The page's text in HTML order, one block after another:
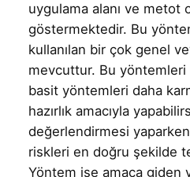
uygulama alanı ve metot
göstermektedir. Bu
kullanılan bir çok genel
mevcuttur. Bu yöntemleri
basit yöntemleri daha
hazırlık amacıyla
değerlendirmesi
riskleri en doğru şekilde
Yöntem ise amaca giden